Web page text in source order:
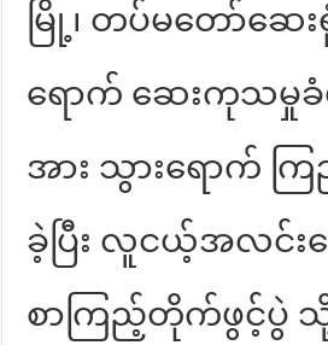
မြို့၊ တပ်မတော်ဆေ
ရောက် ဆေးကုသမှုခံ
အား သွားရောက် ကြ
ခဲ့ပြီး လူငယ့်အလင်းရ
စာကြည့်တိုက်ဖွင့်ပွဲ